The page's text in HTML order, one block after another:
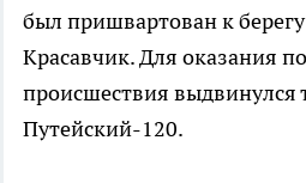
был пришвартован к
Красавчик. Для оказания
происшествия выдвинулся
Путейский-120.